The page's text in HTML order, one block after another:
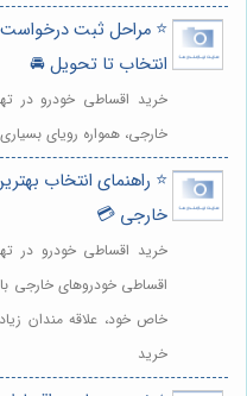
⭐️ مراحل ثبت
انتخاب تا تحویل 🚘
خرید اقساطی خودرو در
خارجی، همواره رویای
⭐️ راهنمای انتخاب
خارجی 💳
خرید اقساطی خودرو در
اقساطی خودروهای خارجی
خاص خود، علاقه مندان
خرید